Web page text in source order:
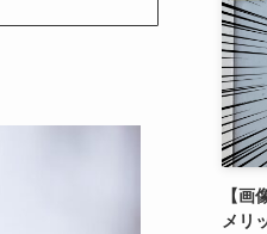
【
メリ